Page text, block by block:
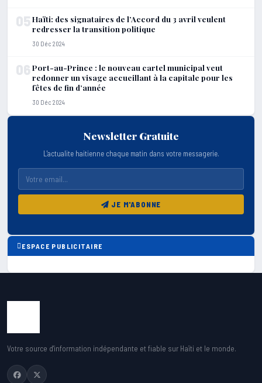
05Haïti: des signataires de l’Accord du 3 avril veulent
redresser la transition politique
30 Déc 2024
06Port-au-Prince : le nouveau cartel municipal veut
redonner un visage accueillant à la capitale pour les
fêtes de fin d’année
30 Déc 2024
Newsletter Gratuite
L'actualite haitienne chaque matin dans votre messagerie.
JE M'ABONNE
ESPACE PUBLICITAIRE
Votre source d'information indépendante et fiable sur Haïti et le monde.